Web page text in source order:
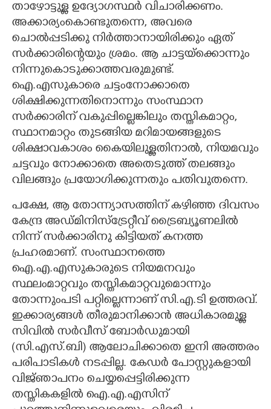
താഴോട്ടുള്ള ഉദ്യോഗസ്ഥർ വിചാരിക്കണം.
അക്കാര്യംകൊണ്ടുതന്നെ,​ അവരെ
ചൊൽപ്പടിക്കു നിർത്താനായിരിക്കും ഏത്
സർക്കാരിന്റെയും ശ്രമം. ആ ചാട്ടയ്ക്കൊന്നും
നിന്നുകൊടുക്കാത്തവരുമുണ്ട്.
ഐ.എസുകാരെ ചട്ടംനോക്കാതെ
ശിക്ഷിക്കുന്നതിനൊന്നും സംസ്ഥാന
സർക്കാരിന് വകുപ്പില്ലെങ്കിലും തസ്തികമാറ്റം,​
സ്ഥാനമാറ്റം തുടങ്ങിയ മറിമായങ്ങളുടെ
ശിക്ഷാവകാശം കൈയിലുള്ളതിനാൽ,​ നിയമവും
ചട്ടവും നോക്കാതെ അതെടുത്ത് തലങ്ങും
വിലങ്ങും പ്രയോഗിക്കുന്നതും പതിവുതന്നെ.
പക്ഷേ,​ ആ തോന്ന്യാസത്തിന് കഴിഞ്ഞ ദിവസം
കേന്ദ്ര അഡ്മിനിസ്ട്രേറ്റീവ് ട്രൈബ്യൂണലിൽ
നിന്ന് സർക്കാരിനു കിട്ടിയത് കനത്ത
പ്രഹരമാണ്. സംസ്ഥാനത്തെ
ഐ.എ.എസുകാരുടെ നിയമനവും
സ്ഥലംമാറ്റവും തസ്തികമാറ്റവുമൊന്നും
തോന്നുംപടി പറ്റില്ലെന്നാണ് സി.എ.ടി ഉത്തരവ്.
ഇക്കാര്യങ്ങൾ തീരുമാനിക്കാൻ അധികാരമുള്ള
സിവിൽ സർവീസ് ബോർഡുമായി
(സി.എസ്.ബി)​ ആലോചിക്കാതെ ഇനി അത്തരം
പരിപാടികൾ നടപ്പില്ല. കേഡർ പോസ്റ്റുകളായി
വിജ്‍ഞാപനം ചെയ്യപ്പെട്ടിരിക്കുന്ന
തസ്തികകളിൽ ഐ.എ.എസിന്